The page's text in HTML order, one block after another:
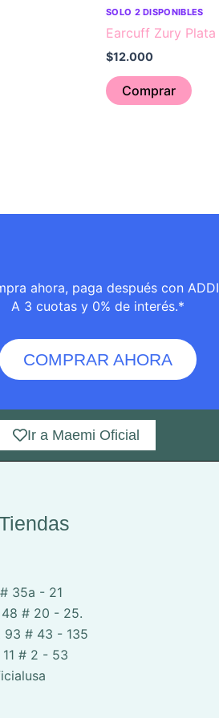
SOLO 2 DISPONIBLES
Earcuff Zury Plata
$12.000
Comprar
ahora, paga después con ADDI
A 3 cuotas y 0% de interés.*
COMPRAR AHORA
Ir a Maemi Oficial
35a - 21
48 # 20 - 25.
93 # 43 - 135
# 2 - 53